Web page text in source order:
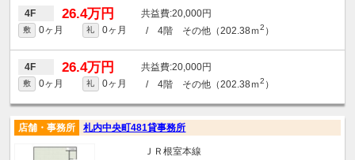
4F 26.4万円 20,000円
敷 0ヶ月 礼 0ヶ月 / 4階 その他（202.38ｍ2 ）
4F 26.4万円 20,000円
敷 0ヶ月 礼 0ヶ月 / 4階 その他（202.38ｍ2 ）
店舗・事務所 札内中央町481貸事務所
ＪＲ根室本線